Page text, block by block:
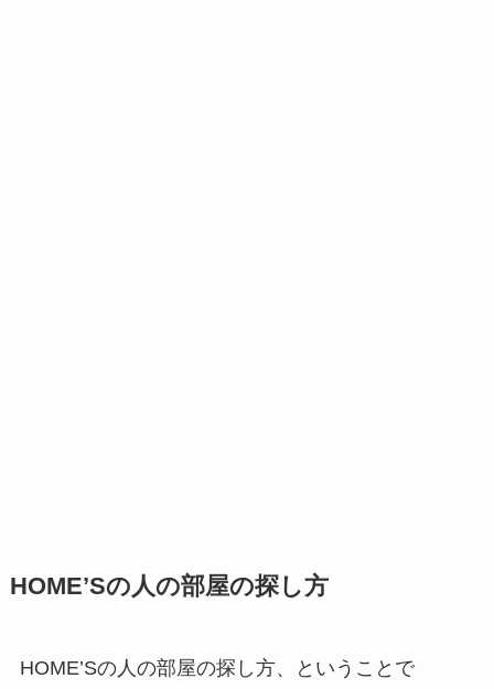
HOME’Sの人の部屋の探し方
HOME’Sの人の部屋の探し方、ということで